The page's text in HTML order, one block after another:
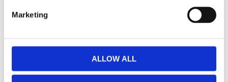
Marketing
ALLOW ALL
CE godkänd, RoHS certifierad.
Temperaturtestad att den fungerar -40°C - +80°C.